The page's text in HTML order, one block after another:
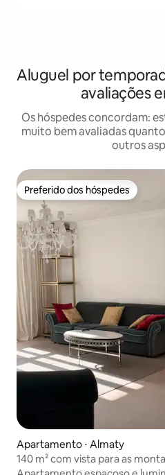
Aluguel por
avaliações
Os hóspedes concordam:
muito bem avaliadas
outros
Preferido dos hóspedes
Preferido dos hóspedes
Apartamento ⋅ Almaty
140 m² com vista para as
Sky & Silence, Almaty